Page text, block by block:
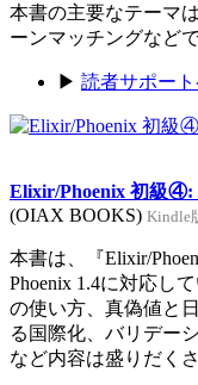
本書の主要なテーマ
ーンマッチングなどで
▶ 読者サポー
Elixir/Phoenix 初級④:
(OIAX BOOKS) Kindle
本書は、『Elixir/
Phoenix 1.4に対応し
の使い方、真偽値と
る国際化、バリデー
など内容は盛りだく